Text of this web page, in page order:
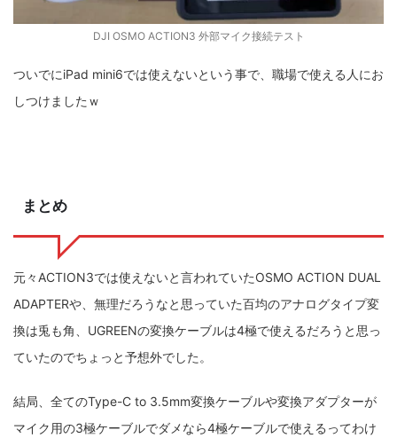
DJI OSMO ACTION3 外部マイク接続テスト
ついでにiPad mini6では使えないという事で、職場で使える人にお
しつけましたｗ
まとめ
元々ACTION3では使えないと言われていたOSMO ACTION DUAL
ADAPTERや、無理だろうなと思っていた百均のアナログタイプ変
換は兎も角、UGREENの変換ケーブルは4極で使えるだろうと思っ
ていたのでちょっと予想外でした。
結局、全てのType-C to 3.5mm変換ケーブルや変換アダプターが
マイク用の3極ケーブルでダメなら4極ケーブルで使えるってわけ